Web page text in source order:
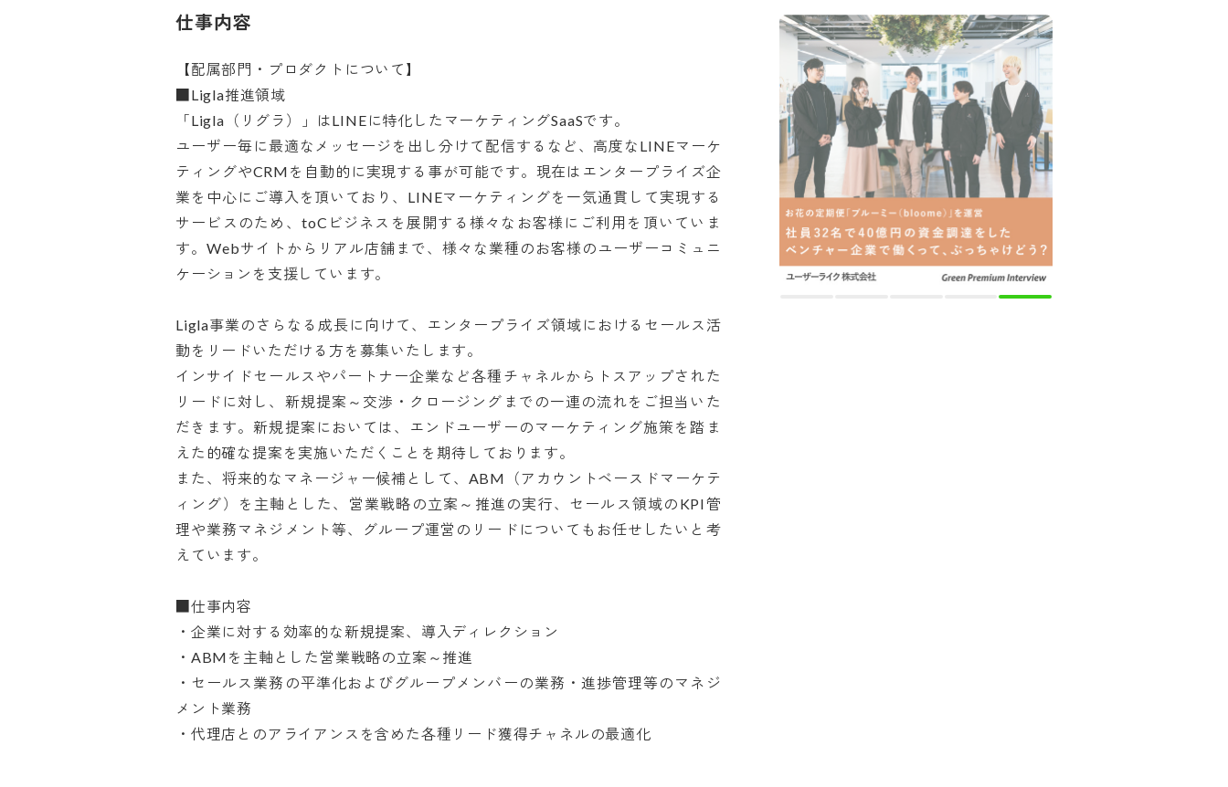
仕事内容
【配属部門・プロダクトについて】
■Ligla推進領域
「Ligla（リグラ）」はLINEに特化したマーケティングSaaSです。
ユーザー毎に最適なメッセージを出し分けて配信するなど、高度なLINEマーケ
ティングやCRMを自動的に実現する事が可能です。現在はエンタープライズ企
業を中心にご導入を頂いており、LINEマーケティングを一気通貫して実現する
サービスのため、toCビジネスを展開する様々なお客様にご利用を頂いていま
す。Webサイトからリアル店舗まで、様々な業種のお客様のユーザーコミュニ
ケーションを支援しています。
Ligla事業のさらなる成長に向けて、エンタープライズ領域におけるセールス活
動をリードいただける方を募集いたします。
インサイドセールスやパートナー企業など各種チャネルからトスアップされた
リードに対し、新規提案～交渉・クロージングまでの一連の流れをご担当いた
だきます。新規提案においては、エンドユーザーのマーケティング施策を踏ま
えた的確な提案を実施いただくことを期待しております。
また、将来的なマネージャー候補として、ABM（アカウントベースドマーケテ
ィング）を主軸とした、営業戦略の立案～推進の実行、セールス領域のKPI管
理や業務マネジメント等、グループ運営のリードについてもお任せしたいと考
えています。
■仕事内容
・企業に対する効率的な新規提案、導入ディレクション
・ABMを主軸とした営業戦略の立案～推進
・セールス業務の平準化およびグループメンバーの業務・進捗管理等のマネジ
メント業務
・代理店とのアライアンスを含めた各種リード獲得チャネルの最適化